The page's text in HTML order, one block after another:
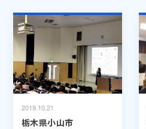
2019.10.21
栃木県小山市